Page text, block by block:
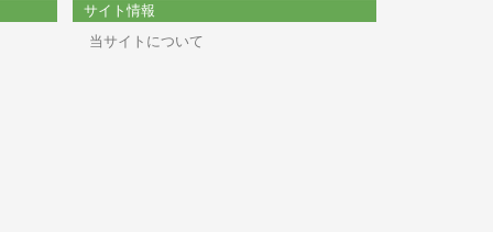
サイト情報
当サイトについて